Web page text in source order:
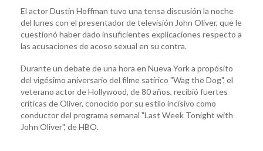
El actor Dustin Hoffman tuvo una tensa discusión la noche
del lunes con el presentador de televisión John Oliver, que le
cuestionó haber dado insuficientes explicaciones respecto a
las acusaciones de acoso sexual en su contra.
Durante un debate de una hora en Nueva York a propósito
del vigésimo aniversario del filme satírico "Wag the Dog", el
veterano actor de Hollywood, de 80 años, recibió fuertes
críticas de Oliver, conocido por su estilo incisivo como
conductor del programa semanal "Last Week Tonight with
John Oliver", de HBO.